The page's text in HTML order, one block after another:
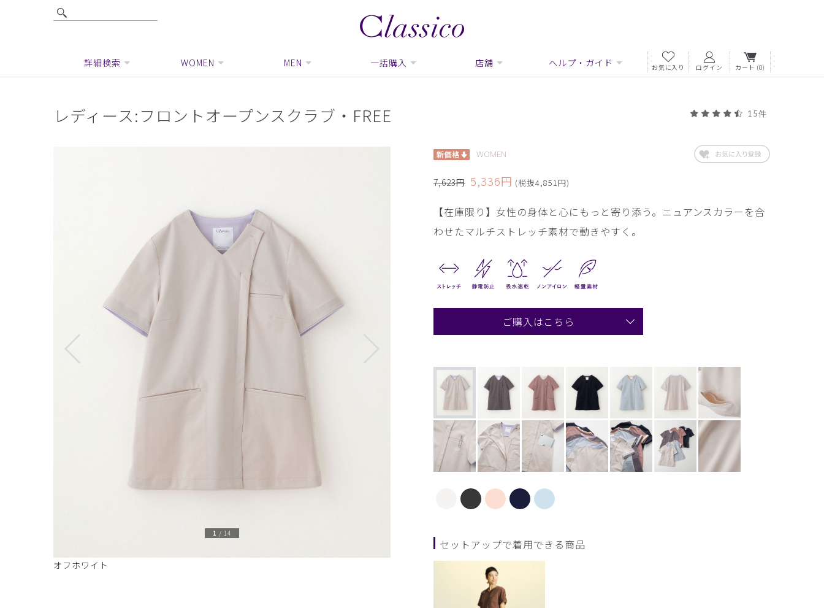
詳細検索 WOMEN MEN 一括購入 店舗 ヘルプ・ガイド お気に入り ログイン カート (0)
レディース:フロントオープンスクラブ・FREE 15件
オフホワイト
1 / 14
WOMEN
7,623円 5,336円 (税抜4,851円)
【在庫限り】女性の身体と心にもっと寄り添う。ニュアンスカラーを合
わせたマルチストレッチ素材で動きやすく。
ご購入はこちら
セットアップで着用できる商品